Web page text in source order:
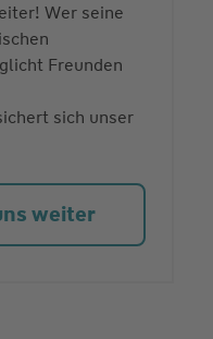
Wer seine
Freunden
sich unser
weiter